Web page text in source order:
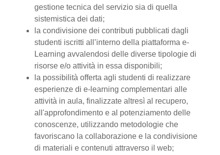
gestione tecnica del servizio sia di quella
sistemistica dei dati;
la condivisione dei contributi pubblicati dagli
studenti iscritti all’interno della piattaforma e-
Learning avvalendosi delle diverse tipologie di
risorse e/o attività in essa disponibili;
la possibilità offerta agli studenti di realizzare
esperienze di e-learning complementari alle
attività in aula, finalizzate altresì al recupero,
all'approfondimento e al potenziamento delle
conoscenze, utilizzando metodologie che
favoriscano la collaborazione e la condivisione
di materiali e contenuti attraverso il web;